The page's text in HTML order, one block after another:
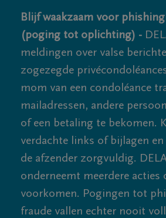
Blijf waakzaam voor
(poging tot oplichting) -
meldingen over valse
zogezegde
mom van een condoléance
mailadressen, andere
of een betaling te bekomen.
verdachte links of bijlagen
de afzender zorgvuldig.
onderneemt meerdere acties
voorkomen. Pogingen tot
fraude vallen echter nooit